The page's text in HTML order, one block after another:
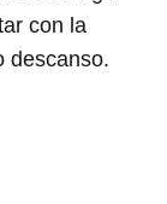
con la
descanso.